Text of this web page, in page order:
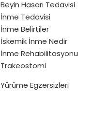
Beyin Hasarı Tedavisi
İnme Tedavisi
İnme Belirtiler
İskemik İnme Nedir
İnme Rehabilitasyonu
Trakeostomi
Yürüme Egzersizleri